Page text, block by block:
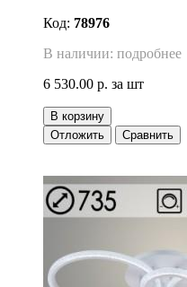
Код: 78976
В наличии: подробнее
6 530.00 р. за шт
В корзину
Отложить
Сравнить